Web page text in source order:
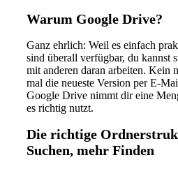
Warum Google Drive?
Ganz ehrlich: Weil es einfach
sind überall verfügbar, du kannst
mit anderen daran arbeiten. Kein
mal die neueste Version per E-
Google Drive nimmt dir eine
es richtig nutzt.
Die richtige
Suchen, mehr Finden